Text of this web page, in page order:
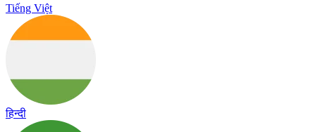
Tiếng Việt
हिन्दी